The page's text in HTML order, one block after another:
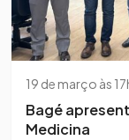
19 de março às
Bagé
Medicina